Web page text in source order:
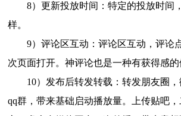
8）更新投放时间：特定的投放时间
样。
9）评论区互动：评论区互动，评论
次页面打开。神评论也是一种有获得感的
10）发布后转发转载：转发朋友圈，
qq群，带来基础启动播放量。上传贴吧